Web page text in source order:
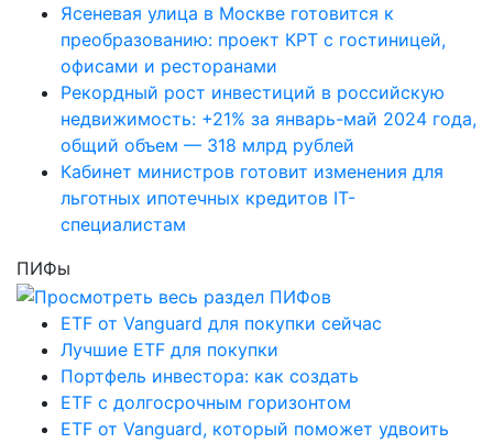
Ясеневая улица в Москве готовится к
преобразованию: проект КРТ с гостиницей,
офисами и ресторанами
Рекордный рост инвестиций в российскую
недвижимость: +21% за январь-май 2024 года,
общий объем — 318 млрд рублей
Кабинет министров готовит изменения для
льготных ипотечных кредитов IT-
специалистам
ПИФы
ETF от Vanguard для покупки сейчас
Лучшие ETF для покупки
Портфель инвестора: как создать
ETF с долгосрочным горизонтом
ETF от Vanguard, который поможет удвоить